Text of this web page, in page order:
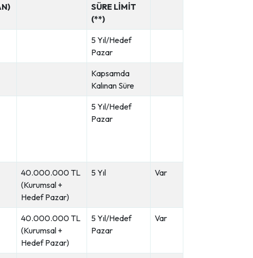
SÜRE LİMİT
(**)
5 Yıl/Hedef
Pazar
Kapsamda
Kalınan Süre
5 Yıl/Hedef
Pazar
40.000.000 TL
(Kurumsal +
Hedef Pazar)
5 Yıl Var
40.000.000 TL
(Kurumsal +
Hedef Pazar)
5 Yıl/Hedef
Pazar
Var